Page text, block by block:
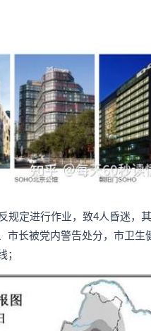
定进行作业，致4人昏迷，其
长被党内警告处分，市卫
；